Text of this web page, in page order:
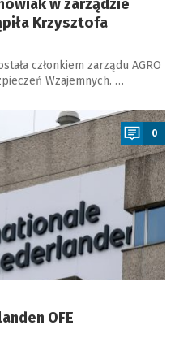
w zarządzie
Krzysztofa
członkiem zarządu AGRO
Wzajemnych. …
0
OFE